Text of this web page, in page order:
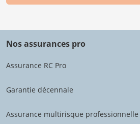
Nos assurances pro
Assurance RC Pro
Garantie décennale
Assurance multirisque professionnelle